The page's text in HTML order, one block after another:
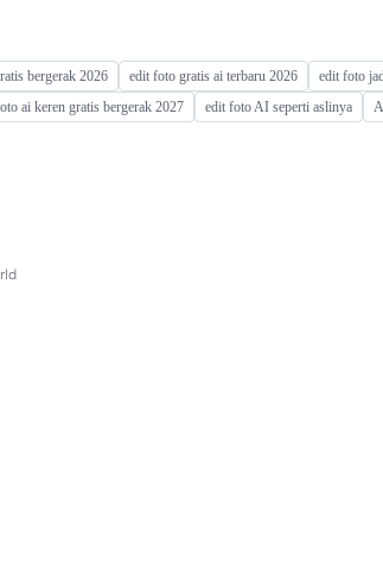
bergerak 2026 edit foto gratis ai terbaru 2026 edit foto
ai keren gratis bergerak 2027 edit foto AI seperti aslinya